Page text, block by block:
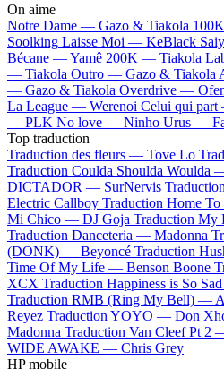
On aime
Notre Dame — Gazo & Tiakola
Soolking Laisse Moi — KeBlack
Bécane —Yamê 200K — Tiakola
— Tiakola Outro — Gazo & Tiakola
— Gazo & Tiakola Overdrive —
La League — Werenoi Celui qui
— PLK No love — Ninho Urus —
Top traduction
Traduction des fleurs — Tove Lo
Traduction Coulda Shoulda Woulda
DICTADOR — SurNervis
Electric Callboy Traduction Home
Mi Chico — DJ Goja Traduction
Traduction Danceteria — Madonna
(DONK) — Beyoncé Traduction
Time Of My Life — Benson Boone
XCX Traduction Happiness is So
Traduction RMB (Ring My Bell) —
Reyez Traduction YOYO — Don
Madonna Traduction Van Cleef Pt 2
WIDE AWAKE — Chris Grey
HP mobile